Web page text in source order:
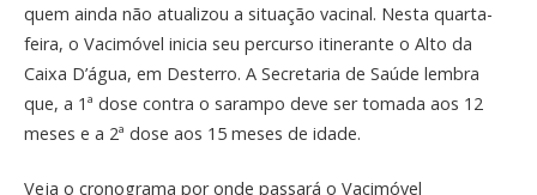
quem ainda não atualizou a situação vacinal. Nesta quarta-
feira, o Vacimóvel inicia seu percurso itinerante o Alto da
Caixa D’água, em Desterro. A Secretaria de Saúde lembra
que, a 1ª dose contra o sarampo deve ser tomada aos 12
meses e a 2ª dose aos 15 meses de idade.
Veja o cronograma por onde passará o Vacimóvel